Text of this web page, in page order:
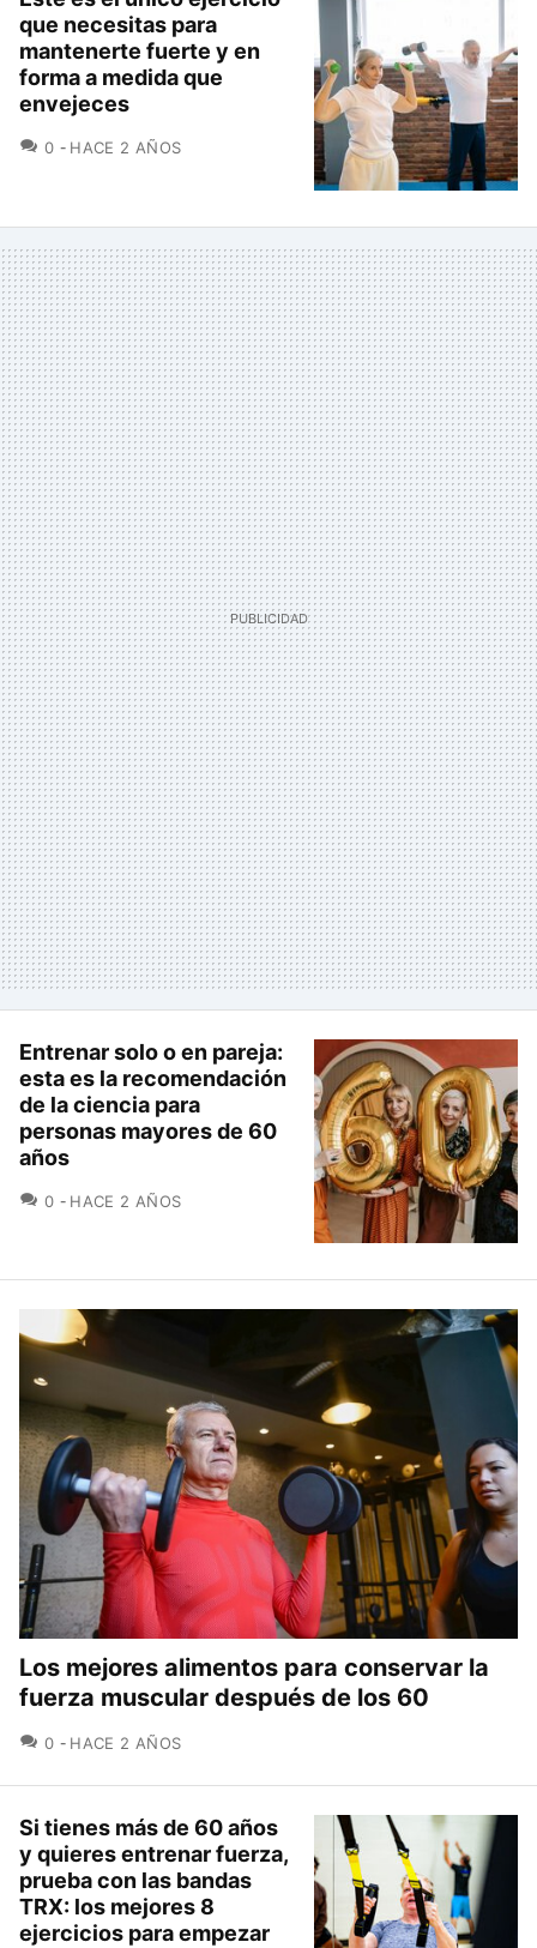
que necesitas para
mantenerte fuerte y en
forma a medida que
envejeces
0 COMENTARIOS
HACE 2 AÑOS
Entrenar solo o en pareja:
esta es la recomendación
de la ciencia para
personas mayores de 60
años
0 COMENTARIOS
HACE 2 AÑOS
Los mejores alimentos para conservar la
fuerza muscular después de los 60
0 COMENTARIOS
HACE 2 AÑOS
Si tienes más de 60 años
y quieres entrenar fuerza,
prueba con las bandas
TRX: los mejores 8
ejercicios para empezar